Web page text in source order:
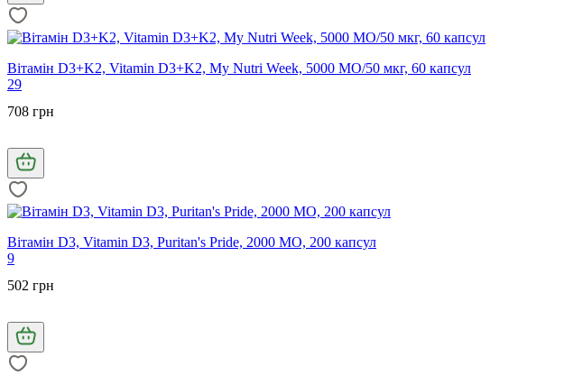
Вітамін D3+K2, Vitamin D3+K2, My Nutri Week, 5000 МО/50 мкг, 60 капсул
29
708 грн
Вітамін D3, Vitamin D3, Puritan's Pride, 2000 МО, 200 капсул
9
502 грн